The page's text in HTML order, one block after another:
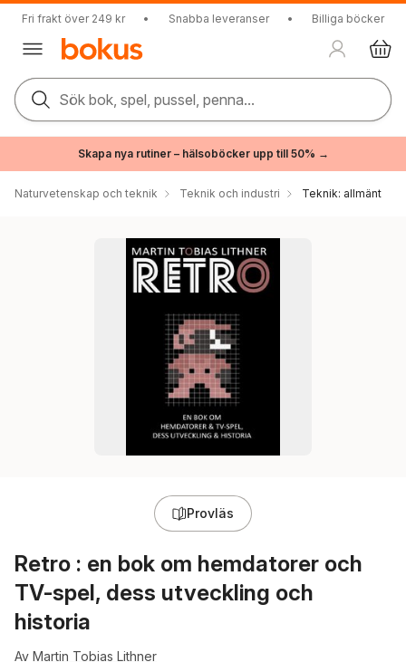
Fri frakt över 249 kr • Snabba leveranser • Billiga böcker
Sök bok, spel, pussel, penna...
Skapa nya rutiner – hälsoböcker upp till 50% →
Naturvetenskap och teknik Teknik och industri Teknik: allmänt
Provläs
Retro : en bok om hemdatorer och
TV-spel, dess utveckling och
historia
Av Martin Tobias Lithner